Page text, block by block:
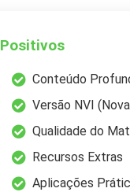
Positivos
Conteúdo
Versão NVI
Qualidade do
Recursos Extras
Aplicações